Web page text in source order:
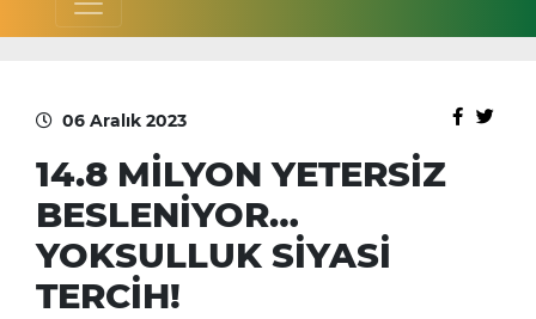
06 Aralık 2023
14.8 MİLYON YETERSİZ
BESLENİYOR…
YOKSULLUK SİYASİ
TERCİH!